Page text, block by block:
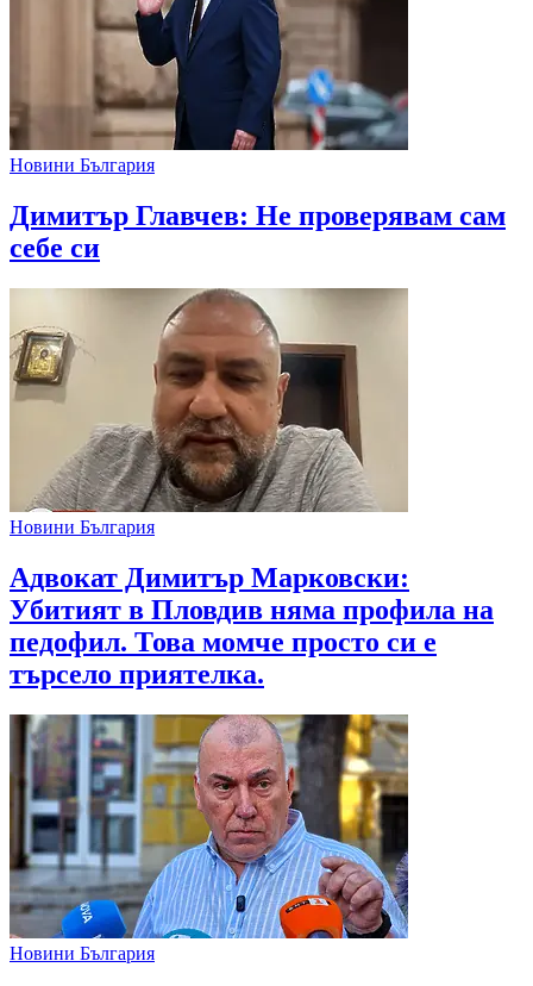
Новини България
Димитър Главчев: Не проверявам сам
себе си
Новини България
Адвокат Димитър Марковски:
Убитият в Пловдив няма профила на
педофил. Това момче просто си е
търсело приятелка.
Новини България